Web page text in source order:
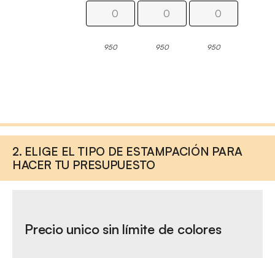
950 950 950
2. ELIGE EL TIPO DE ESTAMPACIÓN PARA
HACER TU PRESUPUESTO
Precio unico sin límite de colores